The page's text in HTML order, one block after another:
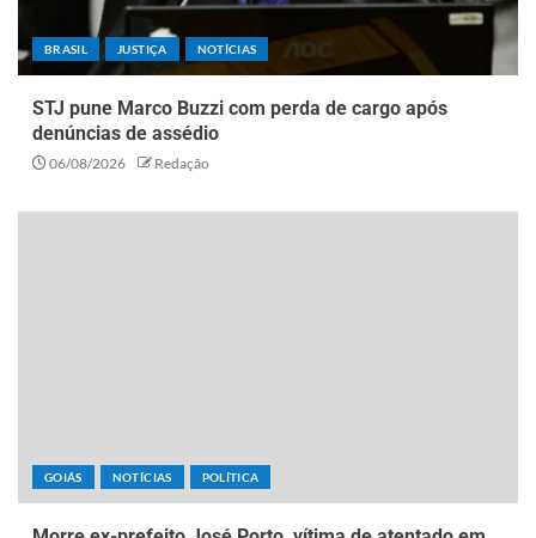
BRASIL JUSTIÇA NOTÍCIAS
STJ pune Marco Buzzi com perda de cargo após
denúncias de assédio
06/08/2026 Redação
GOIÁS NOTÍCIAS POLÍTICA